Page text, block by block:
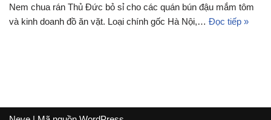
Nem chua rán Thủ Đức bỏ sỉ cho các quán bún đậu mắm tôm
và kinh doanh đồ ăn vặt. Loại chính gốc Hà Nội,… Đọc tiếp »